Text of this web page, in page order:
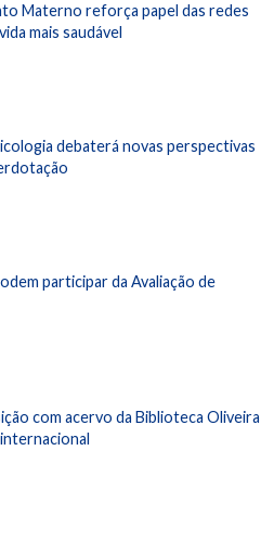
Materno reforça papel das redes
mais saudável
debaterá novas perspectivas
participar da Avaliação de
com acervo da Biblioteca Oliveira